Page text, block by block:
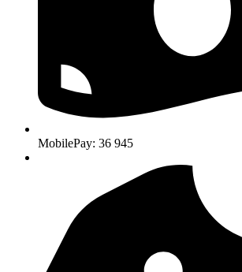
MobilePay: 36 945